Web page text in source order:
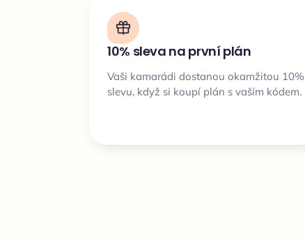
10% sleva na první plán
Vaši kamarádi dostanou okamžitou 10%
slevu, když si koupí plán s vaším kódem.